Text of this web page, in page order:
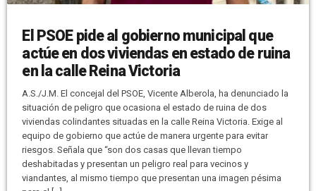
El PSOE pide al gobierno municipal que
actúe en dos viviendas en estado de ruina
en la calle Reina Victoria
A.S./J.M. El concejal del PSOE, Vicente Alberola, ha denunciado la
situación de peligro que ocasiona el estado de ruina de dos
viviendas colindantes situadas en la calle Reina Victoria. Exige al
equipo de gobierno que actúe de manera urgente para evitar
riesgos. Señala que “son dos casas que llevan tiempo
deshabitadas y presentan un peligro real para vecinos y
viandantes, al mismo tiempo que presentan una imagen pésima